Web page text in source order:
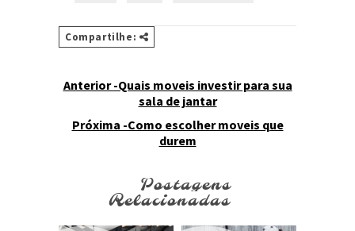
Compartilhe:
Anterior -Quais moveis investir para sua
sala de jantar
Próxima -Como escolher moveis que
durem
Postagens
Relacionadas